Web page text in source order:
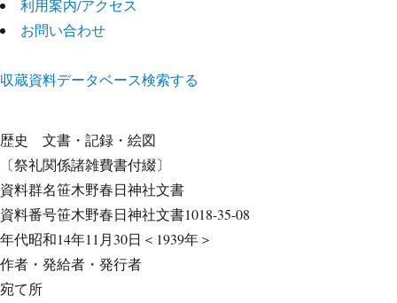
利用案内/アクセス
お問い合わせ
収蔵資料データベース検索する
歴史 文書・記録・絵図
〔祭礼関係諸雑費書付綴〕
資料群名笹木野春日神社文書
資料番号笹木野春日神社文書1018-35-08
年代昭和14年11月30日＜1939年＞
作者・発給者・発行者
宛て所